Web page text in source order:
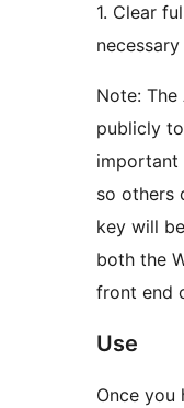
1. Clear
necessary
Note:
publicly
important
so others
key will
both the
front end
Use
Once you